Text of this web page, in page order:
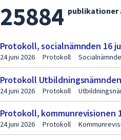
Lista
med
publikationer
sida
2
25884 publikationer
Protokoll, socialnämnden 16
24 juni 2026 Protokoll
Protokoll
24 juni 2026 Protokoll
Protokoll, kommunrevisionen
24 juni 2026 Protokoll